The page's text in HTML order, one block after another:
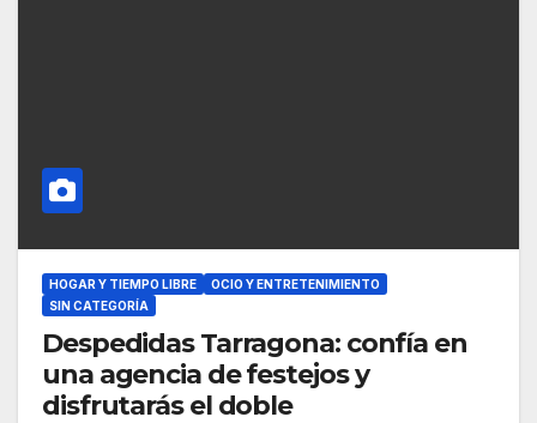
HOGAR Y TIEMPO LIBRE
OCIO Y ENTRETENIMIENTO
SIN CATEGORÍA
Despedidas Tarragona: confía en
una agencia de festejos y
disfrutarás el doble